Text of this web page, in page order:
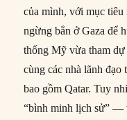
của mình, với mục tiêu
ngừng bắn ở Gaza để
thống Mỹ vừa tham
cùng các nhà lãnh
bao gồm Qatar. Tuy
“bình minh lịch sử” —